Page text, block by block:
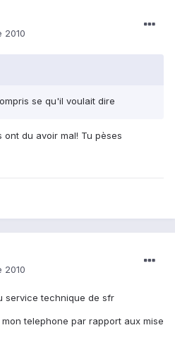
2010
se qu'il voulait dire
ont du avoir mal! Tu pèses
2010
service technique de sfr
telephone par rapport aux mise